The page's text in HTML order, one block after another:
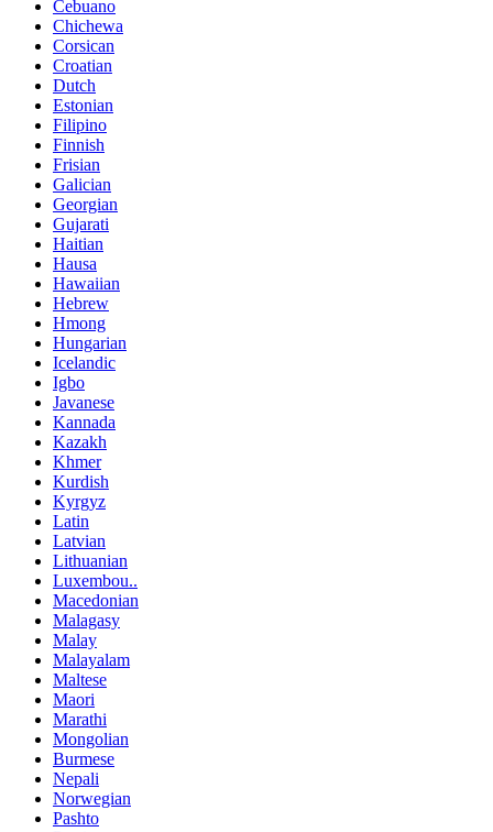
Cebuano
Chichewa
Corsican
Croatian
Dutch
Estonian
Filipino
Finnish
Frisian
Galician
Georgian
Gujarati
Haitian
Hausa
Hawaiian
Hebrew
Hmong
Hungarian
Icelandic
Igbo
Javanese
Kannada
Kazakh
Khmer
Kurdish
Kyrgyz
Latin
Latvian
Lithuanian
Luxembou..
Macedonian
Malagasy
Malay
Malayalam
Maltese
Maori
Marathi
Mongolian
Burmese
Nepali
Norwegian
Pashto